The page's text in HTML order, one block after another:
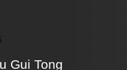
Gui Tong